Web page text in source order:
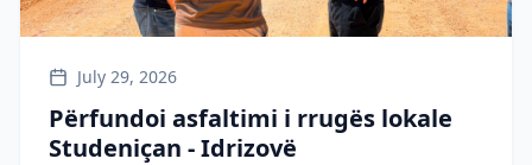
July 29, 2026
Përfundoi asfaltimi i rrugës lokale
Studeniçan - Idrizovë